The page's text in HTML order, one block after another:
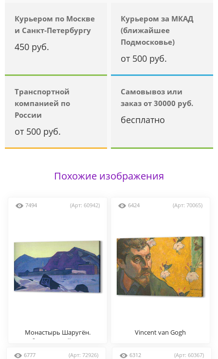
Курьером по Москве
и Санкт-Петербургу
450 руб.
Курьером за МКАД
(ближайшее
Подмосковье)
от 500 руб.
Транспортной
компанией по
России
от 500 руб.
Самовывоз или
заказ от 30000 руб.
бесплатно
Похожие изображения
7494 (Арт: 60942)
Монастырь Шаругён.
Тибет, Николай Рерих
6424 (Арт: 70065)
Vincent van Gogh
6777 (Арт: 72926) 6312 (Арт: 60367)